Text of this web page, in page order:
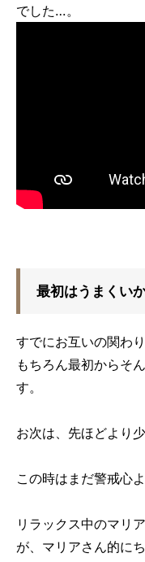
でした…。
最初はうまくい
すでにお互いの関わ
もちろん最初からそ
す。
お次は、先ほどより
この時はまだ警戒心
リラックス中のマリ
が、マリアさん的に